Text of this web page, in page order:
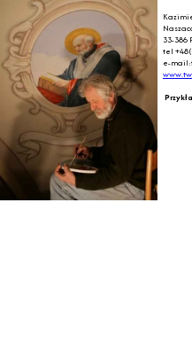
33-386
tel
e-mail: